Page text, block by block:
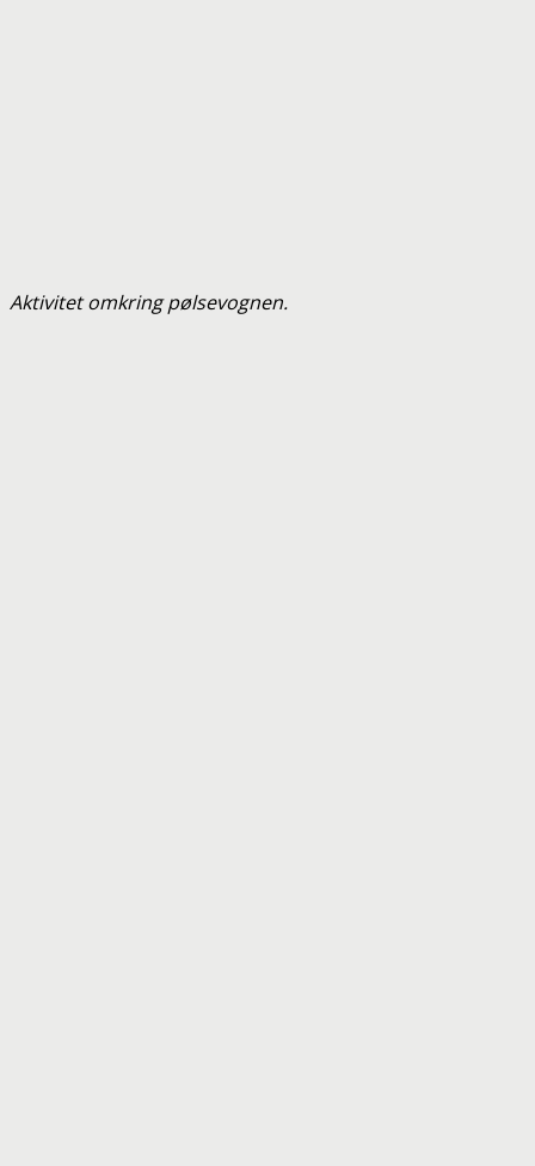
Aktivitet omkring pølsevognen.